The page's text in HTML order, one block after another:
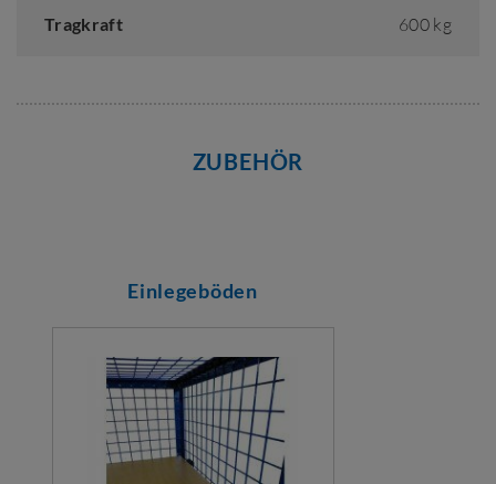
Tragkraft 600 kg
ZUBEHÖR
Einlegeböden